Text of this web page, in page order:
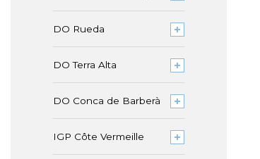
DO Rueda
DO Terra Alta
DO Conca de Barberà
IGP Côte Vermeille